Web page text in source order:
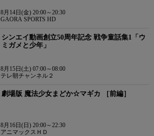
8月14日(金) 20:00～20:30
GAORA SPORTS HD
シンエイ動画創立50周年記念 戦争童話集1「ウ
ミガメと少年」
8月15日(土) 07:00～08:00
テレ朝チャンネル２
劇場版 魔法少女まどか☆マギカ ［前編］
8月16日(日) 20:00～22:30
アニマックスＨＤ